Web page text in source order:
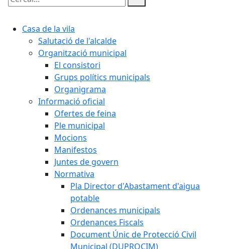
Cercar:
Casa de la vila
Salutació de l'alcalde
Organització municipal
El consistori
Grups polítics municipals
Organigrama
Informació oficial
Ofertes de feina
Ple municipal
Mocions
Manifestos
Juntes de govern
Normativa
Pla Director d'Abastament d'aigua
potable
Ordenances municipals
Ordenances Fiscals
Document Únic de Protecció Civil
Municipal (DUPROCIM)